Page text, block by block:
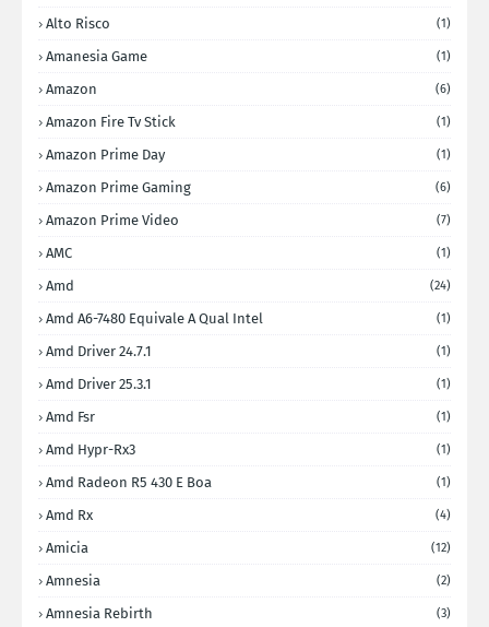
Alto Risco (1)
Amanesia Game (1)
Amazon (6)
Amazon Fire Tv Stick (1)
Amazon Prime Day (1)
Amazon Prime Gaming (6)
Amazon Prime Video (7)
AMC (1)
Amd (24)
Amd A6-7480 Equivale A Qual Intel (1)
Amd Driver 24.7.1 (1)
Amd Driver 25.3.1 (1)
Amd Fsr (1)
Amd Hypr-Rx3 (1)
Amd Radeon R5 430 E Boa (1)
Amd Rx (4)
Amicia (12)
Amnesia (2)
Amnesia Rebirth (3)